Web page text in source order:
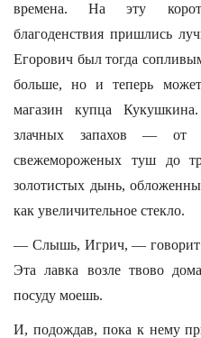
времена. На эту
благоденствия пришлись
Егорович был тогда
больше, но и теперь
магазин купца
злачных запахов — от
свежемороженых туш до
золотистых дынь,
как увеличительное стекло.
— Слышь, Игрич, — говорит
Эта лавка возле твово
посуду моешь.
И, подождав, пока к нему